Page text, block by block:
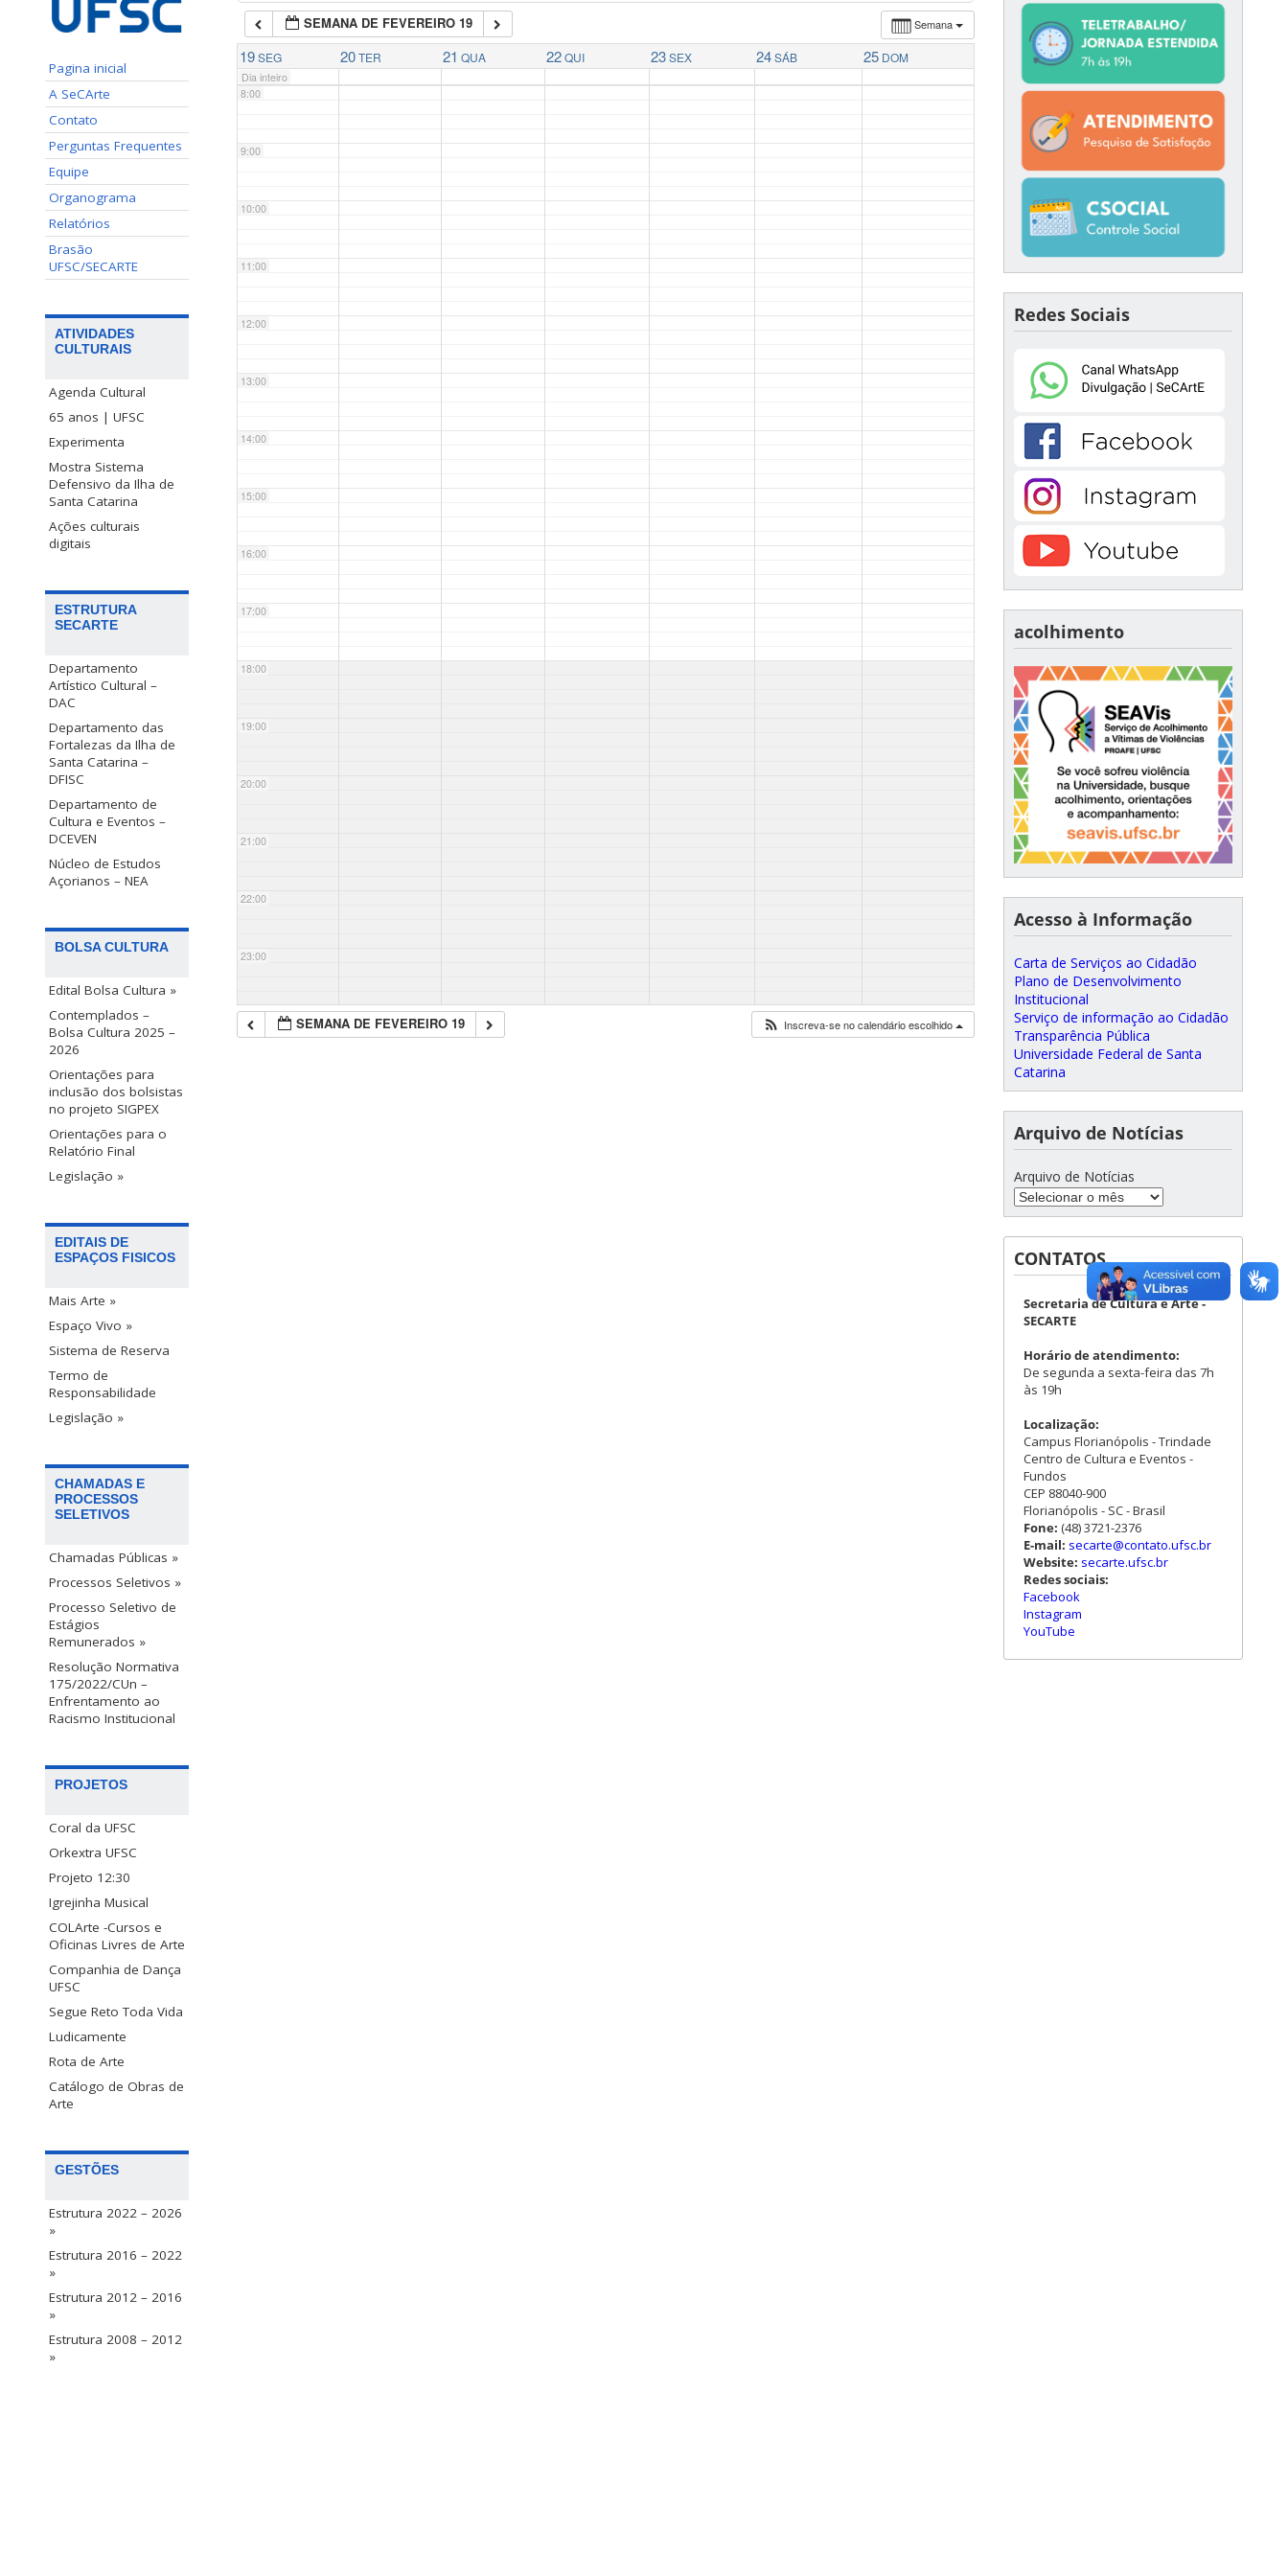
Pagina inicial
A SeCArte
Contato
Perguntas Frequentes
Equipe
Organograma
Relatórios
Brasão
UFSC/SECARTE
ATIVIDADES
CULTURAIS
Agenda Cultural
65 anos | UFSC
Experimenta
Mostra Sistema
Defensivo da Ilha de
Santa Catarina
Ações culturais
digitais
ESTRUTURA
SECARTE
Departamento
Artístico Cultural –
DAC
Departamento das
Fortalezas da Ilha de
Santa Catarina –
DFISC
Departamento de
Cultura e Eventos –
DCEVEN
Núcleo de Estudos
Açorianos – NEA
BOLSA CULTURA
Edital Bolsa Cultura »
Contemplados –
Bolsa Cultura 2025 –
2026
Orientações para
inclusão dos bolsistas
no projeto SIGPEX
Orientações para o
Relatório Final
Legislação »
EDITAIS DE
ESPAÇOS FISICOS
Mais Arte »
Espaço Vivo »
Sistema de Reserva
Termo de
Responsabilidade
Legislação »
CHAMADAS E
PROCESSOS
SELETIVOS
Chamadas Públicas »
Processos Seletivos »
Processo Seletivo de
Estágios
Remunerados »
Resolução Normativa
175/2022/CUn –
Enfrentamento ao
Racismo Institucional
PROJETOS
Coral da UFSC
Orkextra UFSC
Projeto 12:30
Igrejinha Musical
COLArte -Cursos e
Oficinas Livres de Arte
Companhia de Dança
UFSC
Segue Reto Toda Vida
Ludicamente
Rota de Arte
Catálogo de Obras de
Arte
GESTÕES
Estrutura 2022 – 2026
»
Estrutura 2016 – 2022
»
Estrutura 2012 – 2016
»
Estrutura 2008 – 2012
»
Semana
SEMANA DE FEVEREIRO 19
19 SEG 20 TER 21 QUA 22 QUI 23 SEX 24 SÁB 25 DOM
Dia inteiro
7:00
8:00
9:00
10:00
11:00
12:00
13:00
14:00
15:00
16:00
17:00
18:00
19:00
20:00
21:00
22:00
23:00
SEMANA DE FEVEREIRO 19 Inscreva-se no calendário escolhido
Redes Sociais
acolhimento
Acesso à Informação
Carta de Serviços ao Cidadão
Plano de Desenvolvimento
Institucional
Serviço de informação ao Cidadão
Transparência Pública
Universidade Federal de Santa
Catarina
Arquivo de Notícias
Arquivo de Notícias
CONTATOS
Secretaria de Cultura e Arte -
SECARTE
Horário de atendimento:
De segunda a sexta-feira das 7h
às 19h
Localização:
Campus Florianópolis - Trindade
Centro de Cultura e Eventos -
Fundos
CEP 88040-900
Florianópolis - SC - Brasil
Fone: (48) 3721-2376
E-mail: secarte@contato.ufsc.br
Website: secarte.ufsc.br
Redes sociais:
Facebook
Instagram
YouTube